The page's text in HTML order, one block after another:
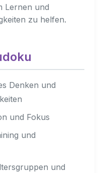
Lernen und
zu helfen.
Denken und
und Fokus
und
und